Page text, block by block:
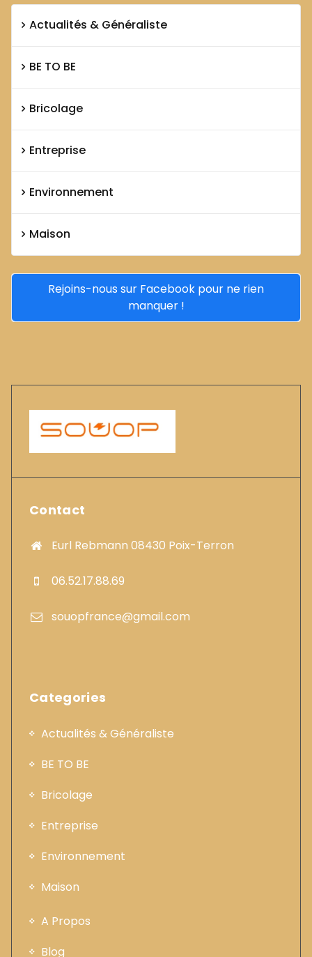
Actualités & Généraliste
BE TO BE
Bricolage
Entreprise
Environnement
Maison
Rejoins-nous sur Facebook pour ne rien
manquer !
Contact
Eurl Rebmann 08430 Poix-Terron
06.52.17.88.69
souopfrance@gmail.com
Categories
Actualités & Généraliste
BE TO BE
Bricolage
Entreprise
Environnement
Maison
A Propos
Blog